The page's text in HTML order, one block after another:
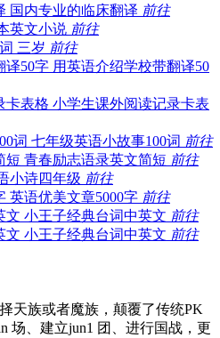
国内专业的临床翻译 前往
英文小说 前往
三岁 前往
用英语介绍学校带翻译50
小学生课外阅读记录卡表
七年级英语小故事100词 前往
青春励志语录英文简短 前往
小诗四年级 前往
英语优美文章5000字 前往
小王子经典台词中英文 前往
小王子经典台词中英文 前往
天族或者魔族，颠覆了传统PK
场、建立jun1 团、进行国战，更